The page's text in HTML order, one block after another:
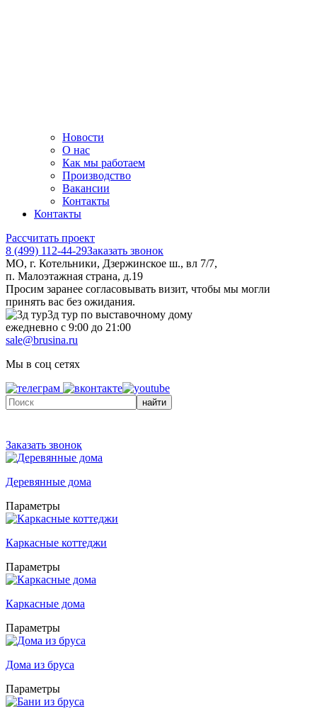
Новости
О нас
Как мы работаем
Производство
Вакансии
Контакты
Контакты
Рассчитать проект
8 (499) 112-44-29Заказать звонок
МО, г. Котельники, Дзержинское ш., вл 7/7,
п. Малоэтажная страна, д.19
Просим заранее согласовывать визит, чтобы мы могли
принять вас без ожидания.
3д тур по выставочному дому
ежедневно с 9:00 до 21:00
sale@brusina.ru
Мы в соц сетях
найти
Заказать звонок
Деревянные дома
Параметры
Каркасные коттеджи
Параметры
Каркасные дома
Параметры
Дома из бруса
Параметры